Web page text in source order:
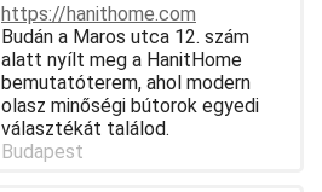
https://hanithome.com
Budán a Maros utca 12. szám
alatt nyílt meg a HanitHome
bemutatóterem, ahol modern
olasz minőségi bútorok egyedi
választékát találod.
Budapest